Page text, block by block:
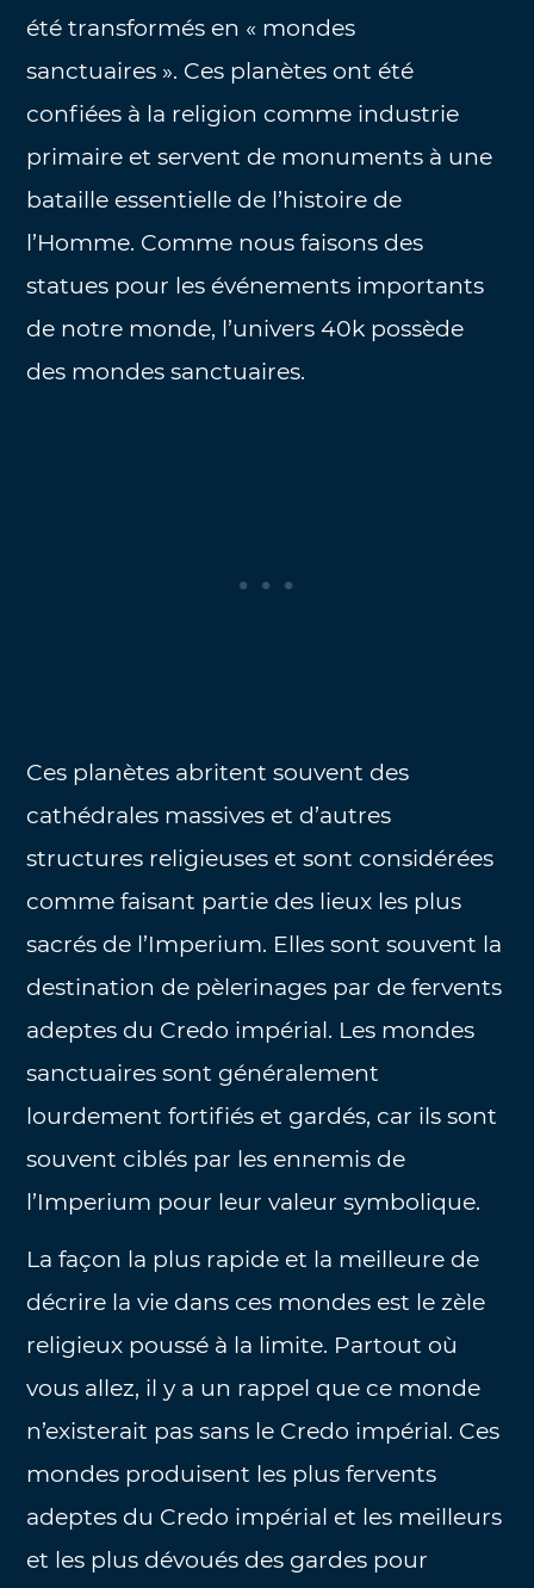
été transformés en « mondes
sanctuaires ». Ces planètes ont été
confiées à la religion comme industrie
primaire et servent de monuments à une
bataille essentielle de l’histoire de
l’Homme. Comme nous faisons des
statues pour les événements importants
de notre monde, l’univers 40k possède
des mondes sanctuaires.
Ces planètes abritent souvent des
cathédrales massives et d’autres
structures religieuses et sont considérées
comme faisant partie des lieux les plus
sacrés de l’Imperium. Elles sont souvent la
destination de pèlerinages par de fervents
adeptes du Credo impérial. Les mondes
sanctuaires sont généralement
lourdement fortifiés et gardés, car ils sont
souvent ciblés par les ennemis de
l’Imperium pour leur valeur symbolique.
La façon la plus rapide et la meilleure de
décrire la vie dans ces mondes est le zèle
religieux poussé à la limite. Partout où
vous allez, il y a un rappel que ce monde
n’existerait pas sans le Credo impérial. Ces
mondes produisent les plus fervents
adeptes du Credo impérial et les meilleurs
et les plus dévoués des gardes pour